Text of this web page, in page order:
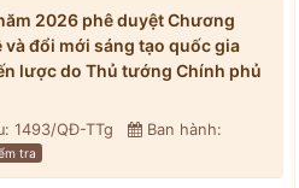
2026 phê duyệt Chương
đổi mới sáng tạo quốc gia
lược do Thủ tướng Chính phủ
1493/QĐ-TTg
Ban hành:
tra